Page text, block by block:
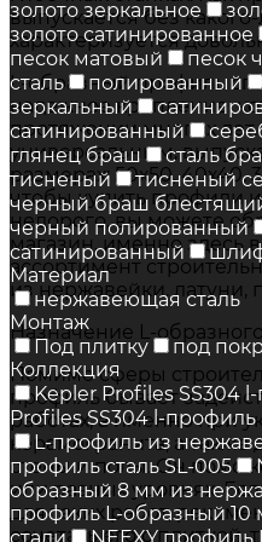
выпускается без
характеризуется
L-образный профиль
надежное крепление,
протяжении многих лет.
универсальным,
размерах: 50х50, 40х40,
чтобы купить профили
недорого, вы можете
магазин, именно здесь
ассортимент
из нержавейки, латуни,
Назначение L-
Помимо сферы
профиль бывает
работах, а именно при
керамогранита, а также
стены и полы. Он
или разных уровнях.
для таких работ,
сочетать его с плиткой,
золото зеркальное
золото сатинированное
песок матовый
песок
сталь
полированный
зеркальный
сатинированный
глянец браш
сталь
тисненый
тисненый
черный браш
черный полированный
сатинированный
Материал
нержавеющая сталь
Монтаж
Под плитку
под
Коллекция
Kepler Profiles SS304
Profiles SS304 l-профиль
L-профиль из
профиль сталь SL-005
образный 8 мм из
профиль L-образный